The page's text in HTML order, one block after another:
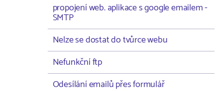
propojení web. aplikace s google emailem -
SMTP
Nelze se dostat do tvůrce webu
Nefunkční ftp
Odesílání emailů přes formulář